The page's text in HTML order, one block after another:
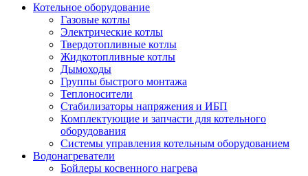
Котельное оборудование
Газовые котлы
Электрические котлы
Твердотопливные котлы
Жидкотопливные котлы
Дымоходы
Группы быстрого монтажа
Теплоносители
Стабилизаторы напряжения и ИБП
Комплектующие и запчасти для котельного
оборудования
Системы управления котельным оборудованием
Водонагреватели
Бойлеры косвенного нагрева